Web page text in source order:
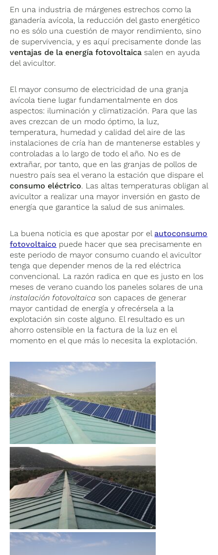
En una industria de márgenes estrechos como la
ganadería avícola, la reducción del gasto energético
no es sólo una cuestión de mayor rendimiento, sino
de supervivencia, y es aquí precisamente donde las
ventajas de la energía fotovoltaica salen en ayuda
del avicultor.
El mayor consumo de electricidad de una granja
avícola tiene lugar fundamentalmente en dos
aspectos: iluminación y climatización. Para que las
aves crezcan de un modo óptimo, la luz,
temperatura, humedad y calidad del aire de las
instalaciones de cría han de mantenerse estables y
controladas a lo largo de todo el año. No es de
extrañar, por tanto, que en las granjas de pollos de
nuestro país sea el verano la estación que dispare el
consumo eléctrico. Las altas temperaturas obligan al
avicultor a realizar una mayor inversión en gasto de
energía que garantice la salud de sus animales.
La buena noticia es que apostar por el autoconsumo
fotovoltaico puede hacer que sea precisamente en
este periodo de mayor consumo cuando el avicultor
tenga que depender menos de la red eléctrica
convencional. La razón radica en que es justo en los
meses de verano cuando los paneles solares de una
instalación fotovoltaica son capaces de generar
mayor cantidad de energía y ofrecérsela a la
explotación sin coste alguno. El resultado es un
ahorro ostensible en la factura de la luz en el
momento en el que más lo necesita la explotación.